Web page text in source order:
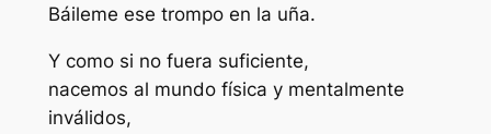
Báileme ese trompo en la uña.
Y como si no fuera suficiente,
nacemos al mundo física y mentalmente
inválidos,